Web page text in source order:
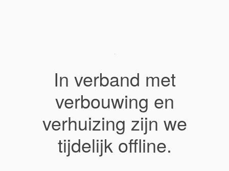
In verband met
verbouwing en
verhuizing zijn we
tijdelijk offline.